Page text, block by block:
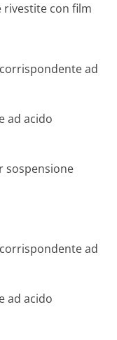
rivestite con film
ad
ad acido
sospensione
ad
ad acido